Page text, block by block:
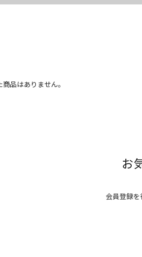
品はありません。
お
会員登録を